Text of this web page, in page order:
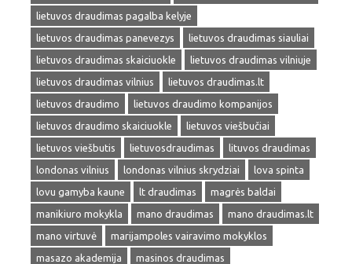
lietuvos draudimas pagalba kelyje
lietuvos draudimas panevezys
lietuvos draudimas siauliai
lietuvos draudimas skaiciuokle
lietuvos draudimas vilniuje
lietuvos draudimas vilnius
lietuvos draudimas.lt
lietuvos draudimo
lietuvos draudimo kompanijos
lietuvos draudimo skaiciuokle
lietuvos viešbučiai
lietuvos viešbutis
lietuvosdraudimas
lituvos draudimas
londonas vilnius
londonas vilnius skrydziai
lova spinta
lovu gamyba kaune
lt draudimas
magrės baldai
manikiuro mokykla
mano draudimas
mano draudimas.lt
mano virtuvė
marijampoles vairavimo mokyklos
masazo akademija
masinos draudimas